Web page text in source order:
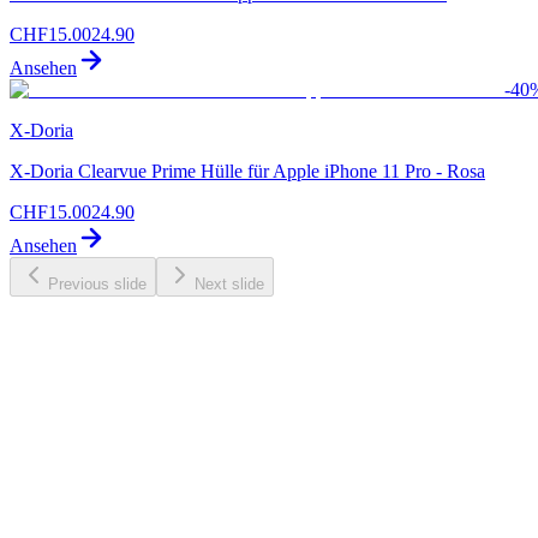
CHF15.0024.90
Ansehen
-40
X-Doria
X-Doria Clearvue Prime Hülle für Apple iPhone 11 Pro - Rosa
CHF15.0024.90
Ansehen
Previous slide Next slide